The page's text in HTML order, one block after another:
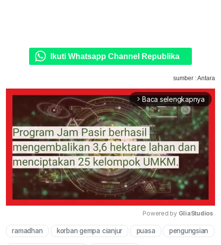
Ikuti Whatsapp Channel Republika
sumber : Antara
arrow_forward_ios Baca selengkapnya
Mute
Powered by GliaStudios
ramadhan korban gempa cianjur puasa pengungsian